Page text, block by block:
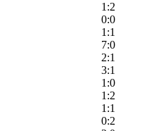
1:2
0:0
1:1
7:0
2:1
3:1
1:0
1:2
1:1
0:2